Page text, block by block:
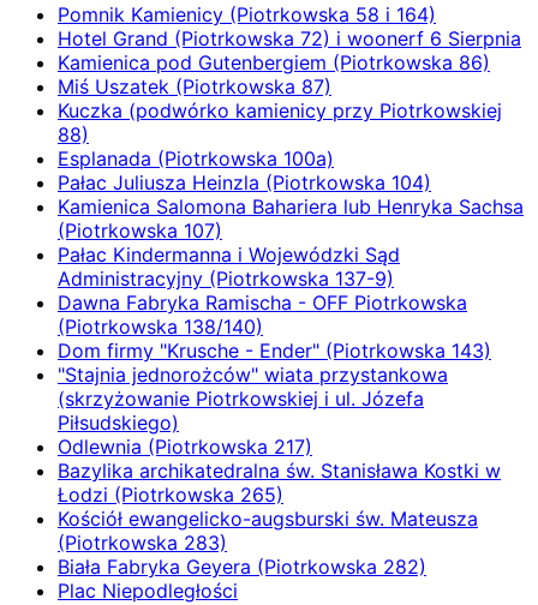
Pomnik Kamienicy (Piotrkowska 58 i 164)
Hotel Grand (Piotrkowska 72) i woonerf 6 Sierpnia
Kamienica pod Gutenbergiem (Piotrkowska 86)
Miś Uszatek (Piotrkowska 87)
Kuczka (podwórko kamienicy przy Piotrkowskiej
88)
Esplanada (Piotrkowska 100a)
Pałac Juliusza Heinzla (Piotrkowska 104)
Kamienica Salomona Bahariera lub Henryka Sachsa
(Piotrkowska 107)
Pałac Kindermanna i Wojewódzki Sąd
Administracyjny (Piotrkowska 137-9)
Dawna Fabryka Ramischa - OFF Piotrkowska
(Piotrkowska 138/140)
Dom firmy "Krusche - Ender" (Piotrkowska 143)
"Stajnia jednorożców" wiata przystankowa
(skrzyżowanie Piotrkowskiej i ul. Józefa
Piłsudskiego)
Odlewnia (Piotrkowska 217)
Bazylika archikatedralna św. Stanisława Kostki w
Łodzi (Piotrkowska 265)
Kościół ewangelicko-augsburski św. Mateusza
(Piotrkowska 283)
Biała Fabryka Geyera (Piotrkowska 282)
Plac Niepodległości